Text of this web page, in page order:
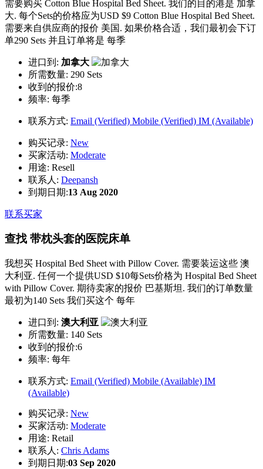
需要购买 Cotton Blue Hospital Bed Sheet. 我们的目的港是 加拿
大. 每个Sets的价格应为USD $9 Cotton Blue Hospital Bed Sheet.
需要来自供应商的报价 美国. 如果价格合适，我们最初会下订
单290 Sets 并且订单将是 每季
进口到: 加拿大
所需数量: 290 Sets
收到的报价:8
频率: 每季
联系方式: Email (Verified) Mobile (Verified) IM (Available)
购买记录: New
买家活动: Moderate
用途: Resell
联系人: Deepansh
到期日期:13 Aug 2020
联系买家
查找 带枕头套的医院床单
我想买 Hospital Bed Sheet with Pillow Cover. 需要装运这些 澳
大利亚. 任何一个提供USD $10每Sets价格为 Hospital Bed Sheet
with Pillow Cover. 期待卖家的报价 巴基斯坦. 我们的订单数量
最初为140 Sets 我们买这个 每年
进口到: 澳大利亚
所需数量: 140 Sets
收到的报价:6
频率: 每年
联系方式: Email (Verified) Mobile (Available) IM
(Available)
购买记录: New
买家活动: Moderate
用途: Retail
联系人: Chris Adams
到期日期:03 Sep 2020